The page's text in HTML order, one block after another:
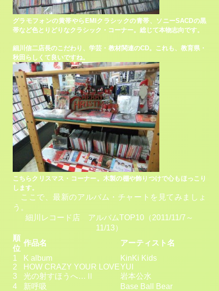
グラモフォンの黄帯やらEMIクラシックの青帯、ソニーSACDの黒
帯など色とりどりなクラシック・コーナー。総じて本物志向です。
細川信二店長のこだわり、学芸・教材関連のCD。これも、教育県・
秋田らしくて良いですね。
こちらクリスマス・コーナー。木製の棚や飾りつけで心もほっこり
します。
ここで、最新のアルバム・チャートを見てみましょ
う。
細川レコード店 アルバムTOP10（2011/11/7～
11/13）
順
位
作品名
アーティスト名
1
K album
KinKi Kids
2
HOW CRAZY YOUR LOVEYUI
3
光の射すほうへ…Ⅱ
岩本公水
4
新呼吸
Base Ball Bear